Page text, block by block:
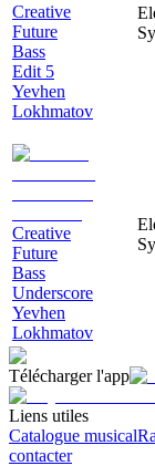
Creative
Future
Bass
Edit 5
Yevhen
Lokhmatov
Creative
Future
Bass
Underscore
Yevhen
Lokhmatov
Télécharger l'app
Liens utiles
Catalogue musical
contacter